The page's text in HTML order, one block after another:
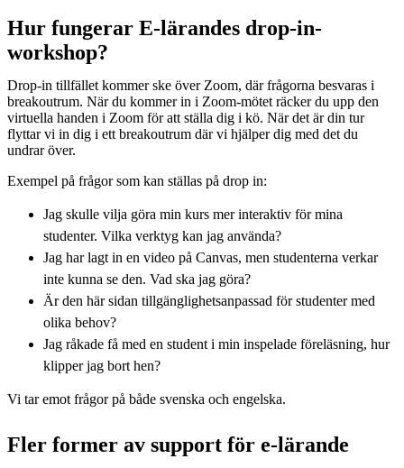
Hur fungerar E-lärandes drop-in-
workshop?
Drop-in tillfället kommer ske över Zoom, där frågorna besvaras i
breakoutrum. När du kommer in i Zoom-mötet räcker du upp den
virtuella handen i Zoom för att ställa dig i kö. När det är din tur
flyttar vi in dig i ett breakoutrum där vi hjälper dig med det du
undrar över.
Exempel på frågor som kan ställas på drop in:
Jag skulle vilja göra min kurs mer interaktiv för mina
studenter. Vilka verktyg kan jag använda?
Jag har lagt in en video på Canvas, men studenterna verkar
inte kunna se den. Vad ska jag göra?
Är den här sidan tillgänglighetsanpassad för studenter med
olika behov?
Jag råkade få med en student i min inspelade föreläsning, hur
klipper jag bort hen?
Vi tar emot frågor på både svenska och engelska.
Fler former av support för e-lärande